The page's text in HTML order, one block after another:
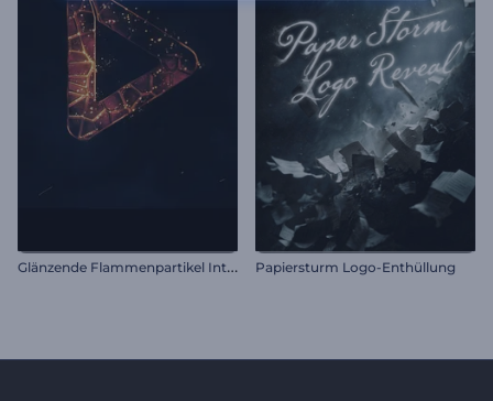
G
länzende Flammenpartikel Intro Papiersturm Logo-Enthüllung